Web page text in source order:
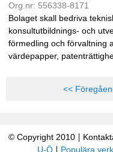
Org.nr: 556338-8171
Bolaget skall bedriva
konsultutbildnings- och
förmedling och förvaltning
värdepapper,
<<
© Copyright 2010
U-Ö
Populära